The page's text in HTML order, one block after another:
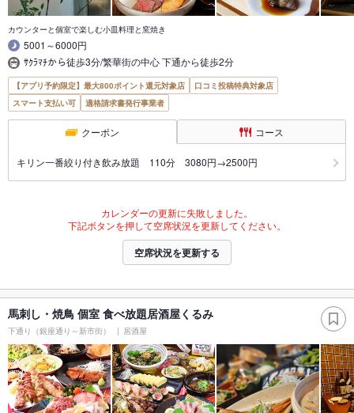
カウンターと個室で楽しむ小皿料理と窯焼き
5001～6000円
ｻｸﾗﾏﾁから徒歩3分/繁華街の中心 下通から徒歩2分
【アプリ予約限定】最大800ポイント還元対象店
口コミ投稿特典対象店
スマート支払い可
適格請求書発行事業者
クーポン コース
キリン一番絞り付き飲み放題 110分 3080円→2500円
カレンダーの更新に失敗しました。
下記ボタンを押して空席状況を更新してください。
空席状況を更新する
馬刺し・焼鳥 個室 食べ放題居酒屋くるみ
下通り（銀座通り～新市街） 居酒屋